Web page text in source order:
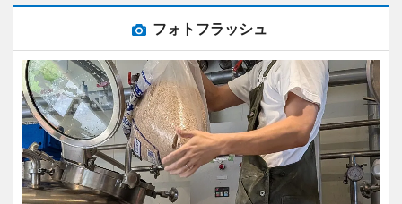
フォトフラッシュ